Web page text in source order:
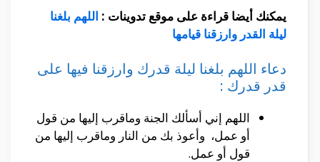
يمكنك أيضا قراءة على موقع تدوينات : اللهم بلغنا
ليلة القدر وارزقنا قيامها
دعاء اللهم بلغنا ليلة قدرك وارزقنا فيها على
قدر قدرك :
اللهم إني أسألك الجنة وماقرب إليها من قول
أو عمل، وأعوذ بك من النار وماقرب إليها من
قول أو عمل.